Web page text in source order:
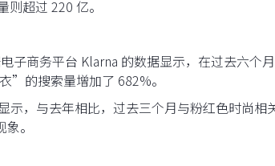
超过 220 亿。
子商务平台 Klarna 的数据显示，在过去六个
”的搜索量增加了 682%。
，与去年相比，过去三个月与粉红色时尚相
。